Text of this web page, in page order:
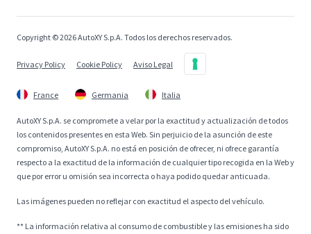
Copyright © 2026 AutoXY S.p.A. Todos los derechos reservados.
Privacy Policy Cookie Policy Aviso Legal
France Germania Italia
AutoXY S.p.A. se compromete a velar por la exactitud y actualización de todos
los contenidos presentes en esta Web. Sin perjuicio de la asunción de este
compromiso, AutoXY S.p.A. no está en posición de ofrecer, ni ofrece garantía
respecto a la exactitud de la información de cualquier tipo recogida en la Web y
que por error u omisión sea incorrecta o haya podido quedar anticuada.
Las imágenes pueden no reflejar con exactitud el aspecto del vehículo.
** La información relativa al consumo de combustible y las emisiones ha sido